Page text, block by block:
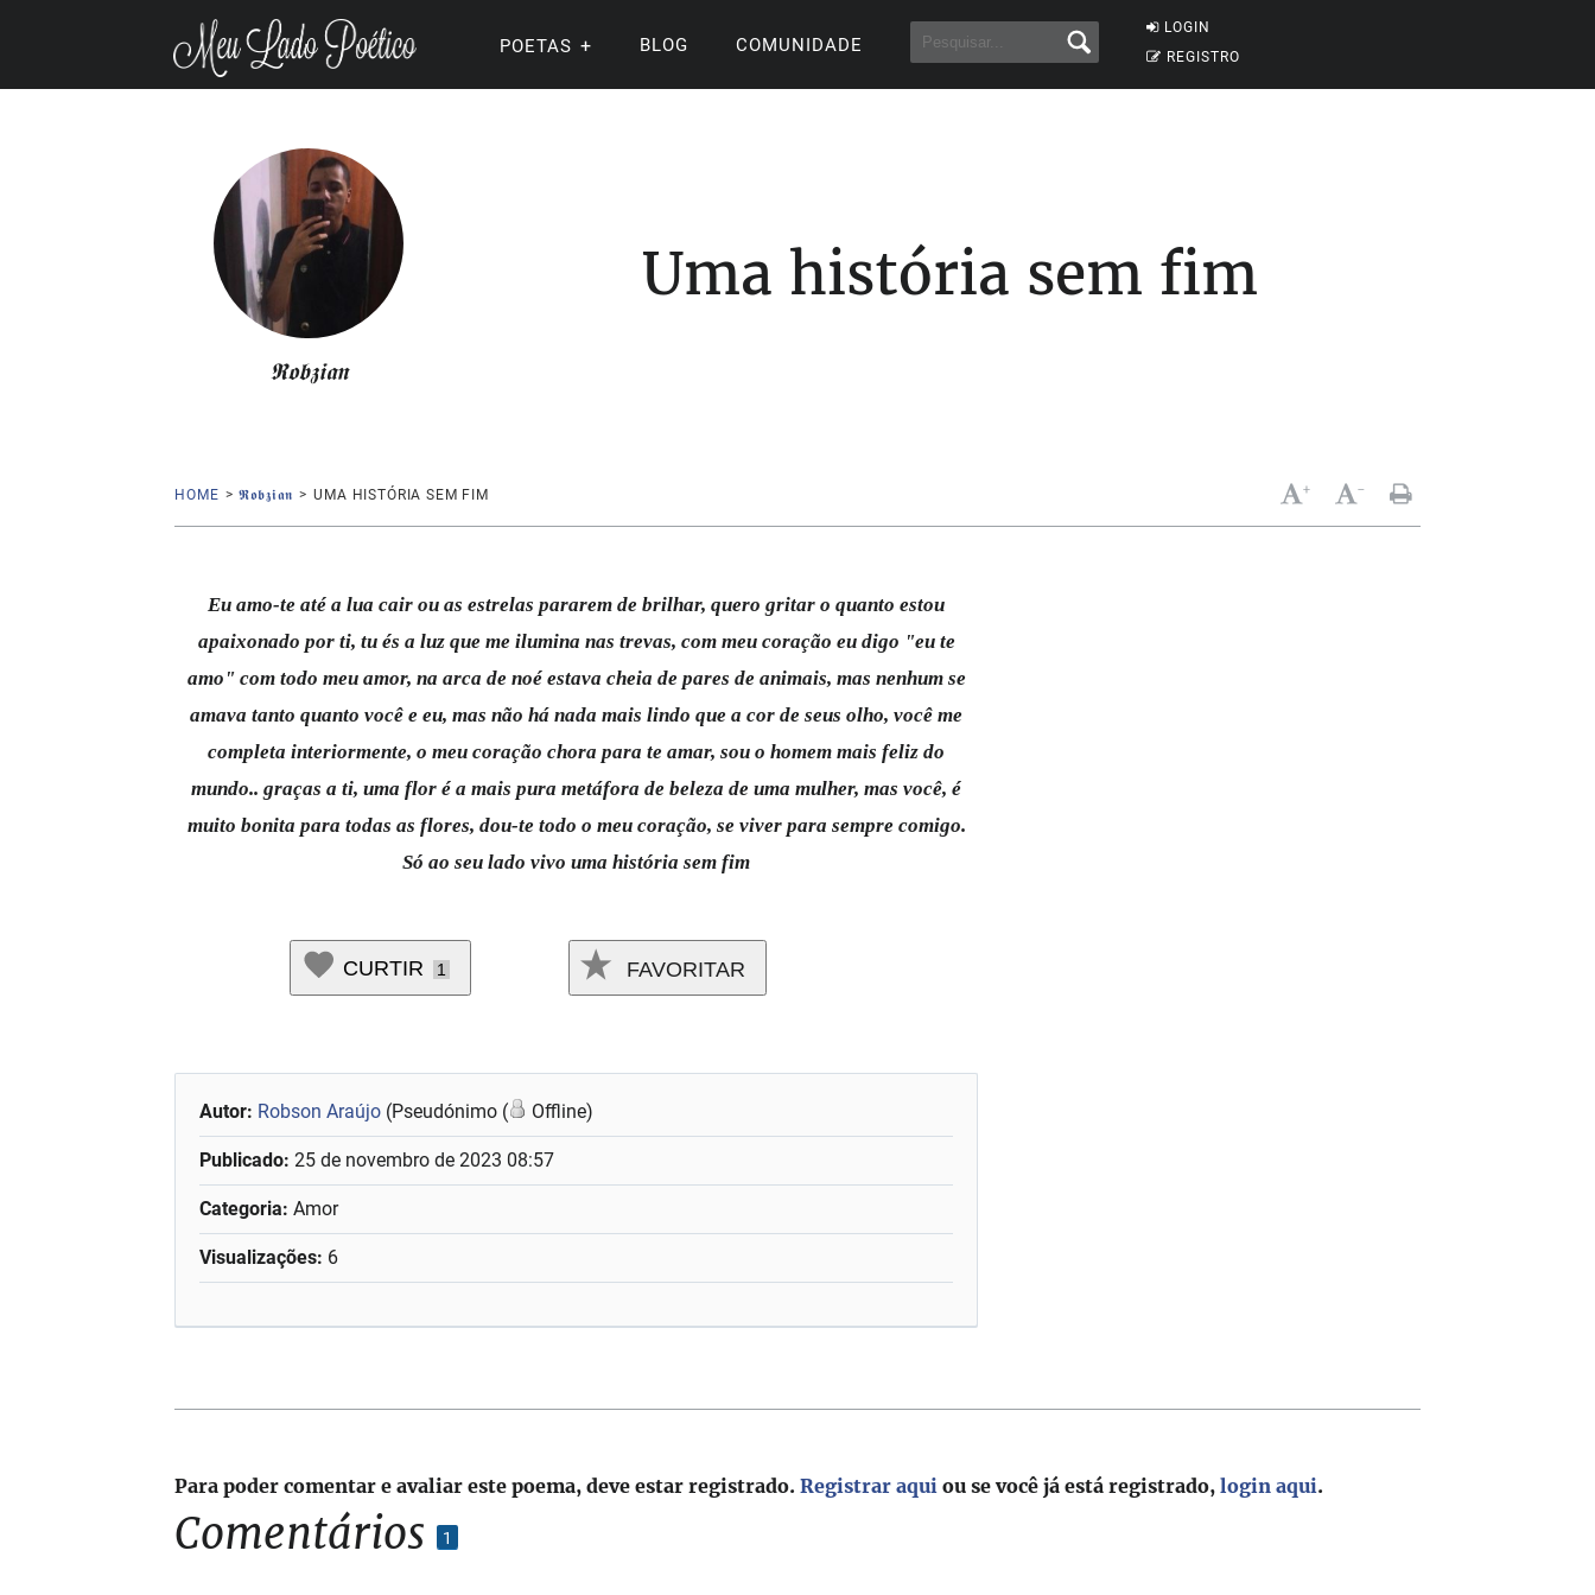
LOGIN
REGISTRO
POETAS BLOG COMUNIDADE
Uma história sem fim
𝕽𝖔𝖇𝖟𝖎𝖆𝖓
HOME > 𝕽𝖔𝖇𝖟𝖎𝖆𝖓 > UMA HISTÓRIA SEM FIM + -
Eu amo-te até a lua cair ou as estrelas pararem de brilhar, quero gritar o quanto estou
apaixonado por ti, tu és a luz que me ilumina nas trevas, com meu coração eu digo "eu te
amo" com todo meu amor, na arca de noé estava cheia de pares de animais, mas nenhum se
amava tanto quanto você e eu, mas não há nada mais lindo que a cor de seus olho, você me
completa interiormente, o meu coração chora para te amar, sou o homem mais feliz do
mundo.. graças a ti, uma flor é a mais pura metáfora de beleza de uma mulher, mas você, é
muito bonita para todas as flores, dou-te todo o meu coração, se viver para sempre comigo.
Só ao seu lado vivo uma história sem fim
CURTIR 1 FAVORITAR
Autor: Robson Araújo (Pseudónimo ( Offline)
Publicado:25 de novembro de 2023 08:57
Categoria: Amor
Visualizações: 6
Comentários 1
Para poder comentar e avaliar este poema, deve estar registrado.Registrar aqui ou se você já está registrado,login aqui.